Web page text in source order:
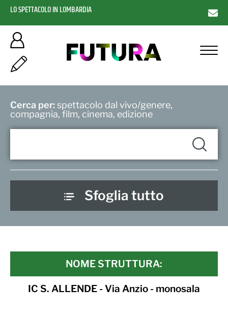
LO SPETTACOLO IN LOMBARDIA
Cerca per:spettacolo dal vivo/genere,
compagnia, film, cinema, edizione
Sfoglia tutto
NOME STRUTTURA:
IC S. ALLENDE - Via Anzio - monosala